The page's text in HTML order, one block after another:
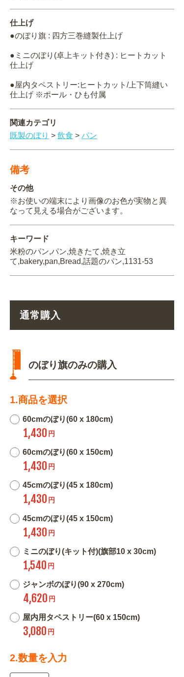
仕上げ
●のぼり旗 : 四方三巻縫製仕上げ
●ミニのぼり(卓上キット付き) : ヒートカット
仕上げ
●屋内タペストリー:ヒートカット/上下筒縫い
仕上げ ※ポール・ひも付属
関連カテゴリ
既製のぼり > 飲食 > パン
備考
その他
※お使いの端末により画像のお色が実物と異
なって見える場合がございます。
キーワード
米粉のパン,パン,焼きたて,焼き立
て,bakery,pan,Bread,話題のパン,1131-53
通常購入
のぼり旗のみの購入
1.商品を選択
60cmのぼり(60 x 180cm)
1,430 円
60cmのぼり(60 x 150cm)
1,430 円
45cmのぼり(45 x 180cm)
1,430 円
45cmのぼり(45 x 150cm)
1,430 円
ミニのぼり(キット付)(旗部10 x 30cm)
1,540 円
ジャンボのぼり(90 x 270cm)
4,620 円
屋内用タペストリー(60 x 150cm)
3,080 円
2.数量を入力